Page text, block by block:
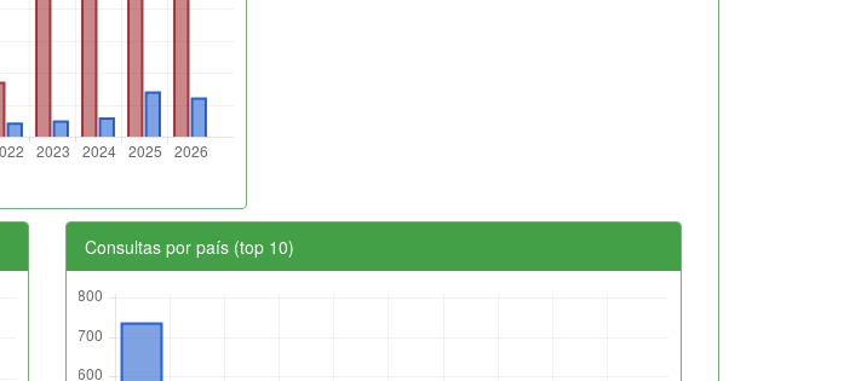
Consultas por país (top 10)